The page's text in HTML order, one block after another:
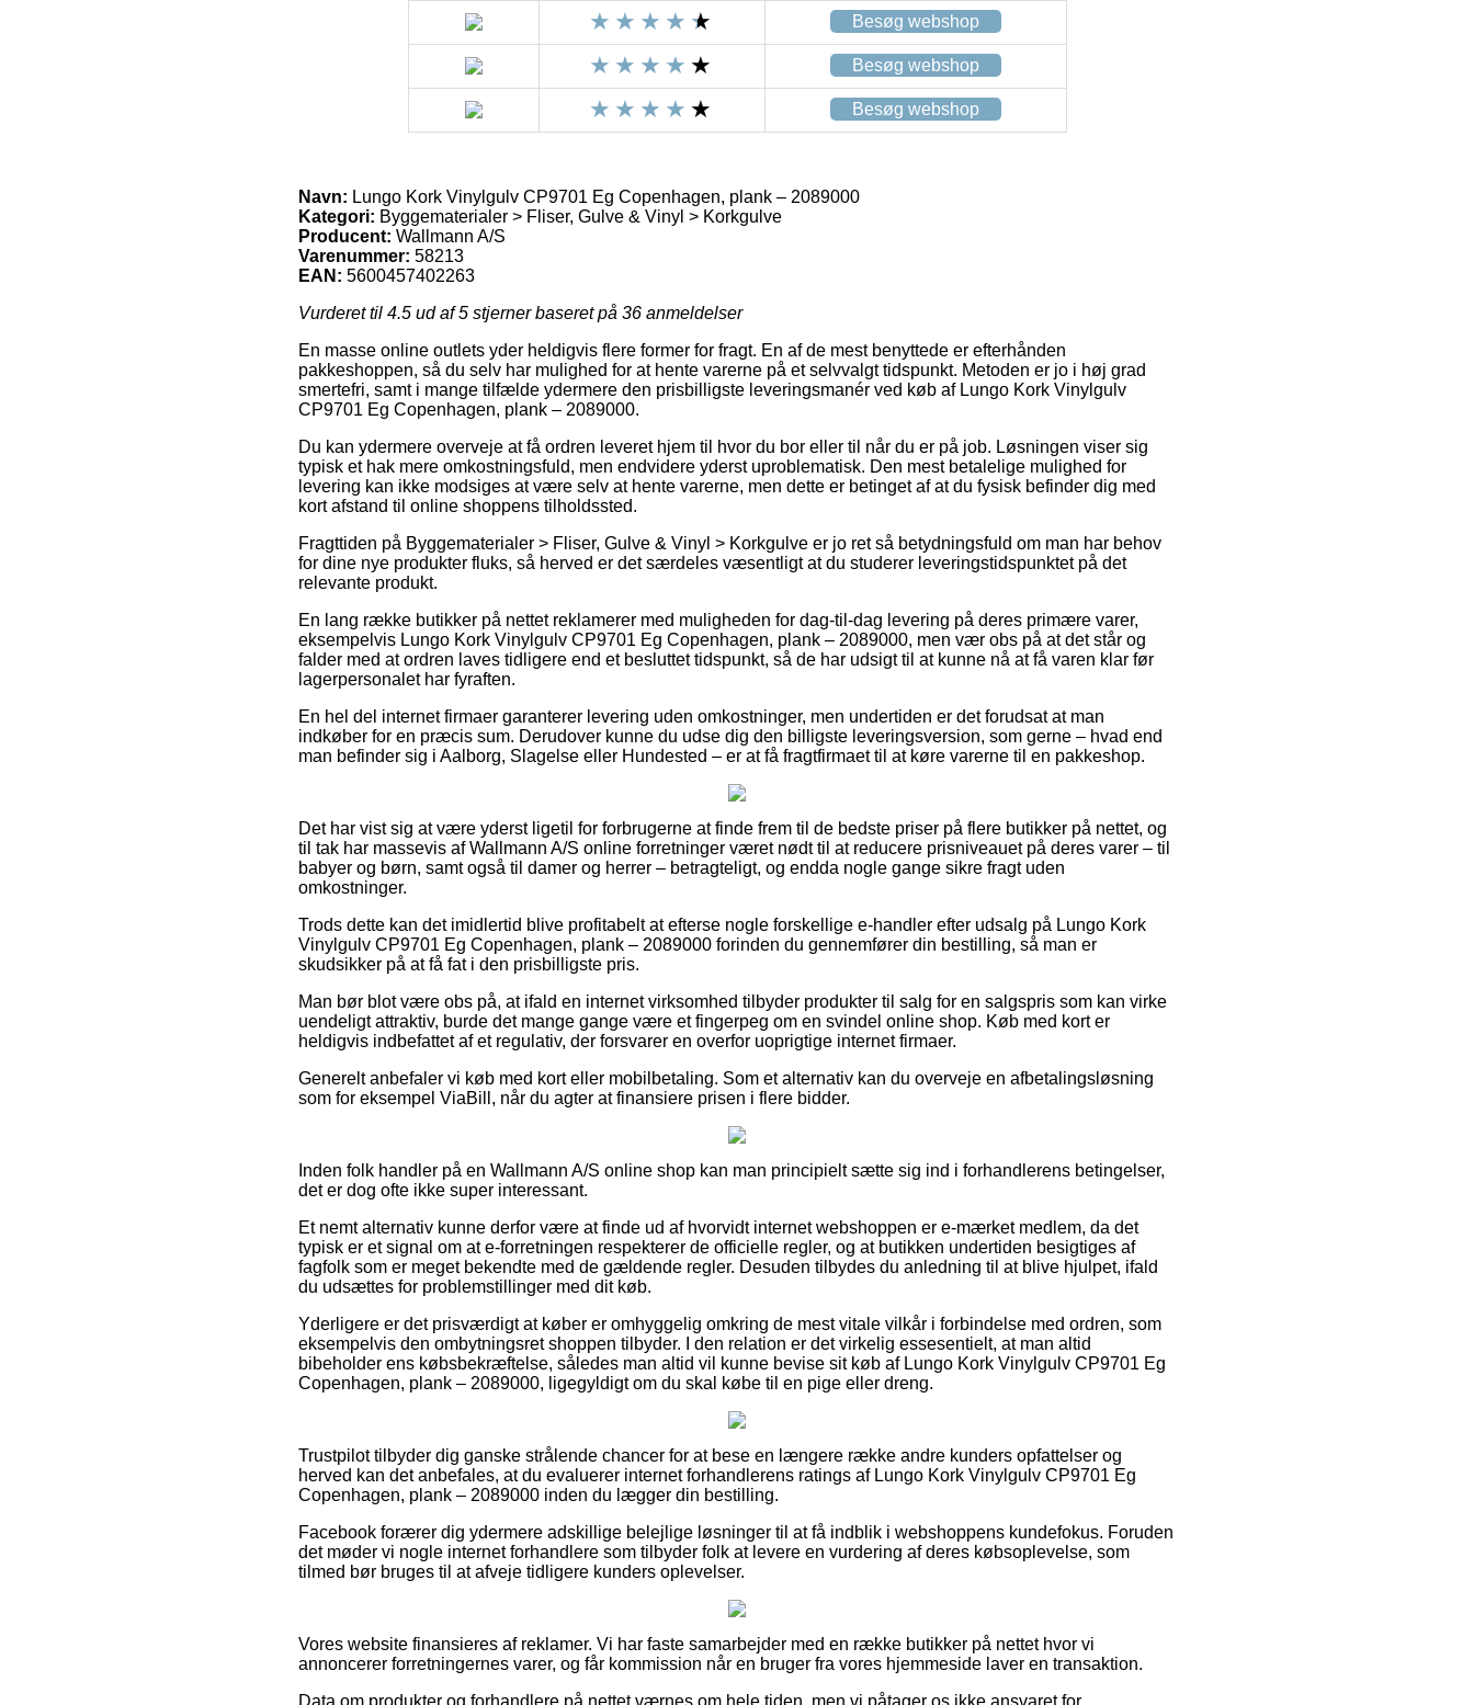
Besøg webshop
Besøg webshop
Besøg webshop
Navn: Lungo Kork Vinylgulv CP9701 Eg Copenhagen, plank – 2089000
Kategori: Byggematerialer > Fliser, Gulve & Vinyl > Korkgulve
Producent: Wallmann A/S
Varenummer: 58213
EAN: 5600457402263
Vurderet til 4.5 ud af 5 stjerner baseret på 36 anmeldelser
En masse online outlets yder heldigvis flere former for fragt. En af de mest benyttede er efterhånden
pakkeshoppen, så du selv har mulighed for at hente varerne på et selvvalgt tidspunkt. Metoden er jo i høj grad
smertefri, samt i mange tilfælde ydermere den prisbilligste leveringsmanér ved køb af Lungo Kork Vinylgulv
CP9701 Eg Copenhagen, plank – 2089000.
Du kan ydermere overveje at få ordren leveret hjem til hvor du bor eller til når du er på job. Løsningen viser sig
typisk et hak mere omkostningsfuld, men endvidere yderst uproblematisk. Den mest betalelige mulighed for
levering kan ikke modsiges at være selv at hente varerne, men dette er betinget af at du fysisk befinder dig med
kort afstand til online shoppens tilholdssted.
Fragttiden på Byggematerialer > Fliser, Gulve & Vinyl > Korkgulve er jo ret så betydningsfuld om man har behov
for dine nye produkter fluks, så herved er det særdeles væsentligt at du studerer leveringstidspunktet på det
relevante produkt.
En lang række butikker på nettet reklamerer med muligheden for dag-til-dag levering på deres primære varer,
eksempelvis Lungo Kork Vinylgulv CP9701 Eg Copenhagen, plank – 2089000, men vær obs på at det står og
falder med at ordren laves tidligere end et besluttet tidspunkt, så de har udsigt til at kunne nå at få varen klar før
lagerpersonalet har fyraften.
En hel del internet firmaer garanterer levering uden omkostninger, men undertiden er det forudsat at man
indkøber for en præcis sum. Derudover kunne du udse dig den billigste leveringsversion, som gerne – hvad end
man befinder sig i Aalborg, Slagelse eller Hundested – er at få fragtfirmaet til at køre varerne til en pakkeshop.
Det har vist sig at være yderst ligetil for forbrugerne at finde frem til de bedste priser på flere butikker på nettet, og
til tak har massevis af Wallmann A/S online forretninger været nødt til at reducere prisniveauet på deres varer – til
babyer og børn, samt også til damer og herrer – betragteligt, og endda nogle gange sikre fragt uden
omkostninger.
Trods dette kan det imidlertid blive profitabelt at efterse nogle forskellige e-handler efter udsalg på Lungo Kork
Vinylgulv CP9701 Eg Copenhagen, plank – 2089000 forinden du gennemfører din bestilling, så man er
skudsikker på at få fat i den prisbilligste pris.
Man bør blot være obs på, at ifald en internet virksomhed tilbyder produkter til salg for en salgspris som kan virke
uendeligt attraktiv, burde det mange gange være et fingerpeg om en svindel online shop. Køb med kort er
heldigvis indbefattet af et regulativ, der forsvarer en overfor uoprigtige internet firmaer.
Generelt anbefaler vi køb med kort eller mobilbetaling. Som et alternativ kan du overveje en afbetalingsløsning
som for eksempel ViaBill, når du agter at finansiere prisen i flere bidder.
Inden folk handler på en Wallmann A/S online shop kan man principielt sætte sig ind i forhandlerens betingelser,
det er dog ofte ikke super interessant.
Et nemt alternativ kunne derfor være at finde ud af hvorvidt internet webshoppen er e-mærket medlem, da det
typisk er et signal om at e-forretningen respekterer de officielle regler, og at butikken undertiden besigtiges af
fagfolk som er meget bekendte med de gældende regler. Desuden tilbydes du anledning til at blive hjulpet, ifald
du udsættes for problemstillinger med dit køb.
Yderligere er det prisværdigt at køber er omhyggelig omkring de mest vitale vilkår i forbindelse med ordren, som
eksempelvis den ombytningsret shoppen tilbyder. I den relation er det virkelig essesentielt, at man altid
bibeholder ens købsbekræftelse, således man altid vil kunne bevise sit køb af Lungo Kork Vinylgulv CP9701 Eg
Copenhagen, plank – 2089000, ligegyldigt om du skal købe til en pige eller dreng.
Trustpilot tilbyder dig ganske strålende chancer for at bese en længere række andre kunders opfattelser og
herved kan det anbefales, at du evaluerer internet forhandlerens ratings af Lungo Kork Vinylgulv CP9701 Eg
Copenhagen, plank – 2089000 inden du lægger din bestilling.
Facebook forærer dig ydermere adskillige belejlige løsninger til at få indblik i webshoppens kundefokus. Foruden
det møder vi nogle internet forhandlere som tilbyder folk at levere en vurdering af deres købsoplevelse, som
tilmed bør bruges til at afveje tidligere kunders oplevelser.
Vores website finansieres af reklamer. Vi har faste samarbejder med en række butikker på nettet hvor vi
annoncerer forretningernes varer, og får kommission når en bruger fra vores hjemmeside laver en transaktion.
Data om produkter og forhandlere på nettet værnes om hele tiden, men vi påtager os ikke ansvaret for